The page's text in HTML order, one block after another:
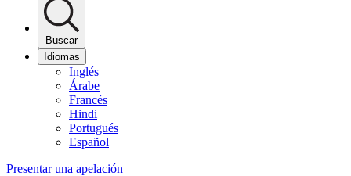
Buscar
Idiomas
Inglés
Árabe
Francés
Hindi
Portugués
Español
Presentar una apelación